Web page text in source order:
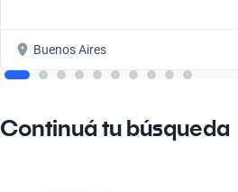
Buenos Aires
Continuá tu búsqueda